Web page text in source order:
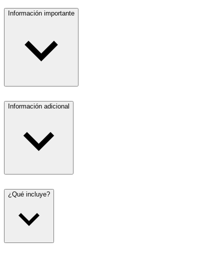
Información importante
Información adicional
¿Qué incluye?